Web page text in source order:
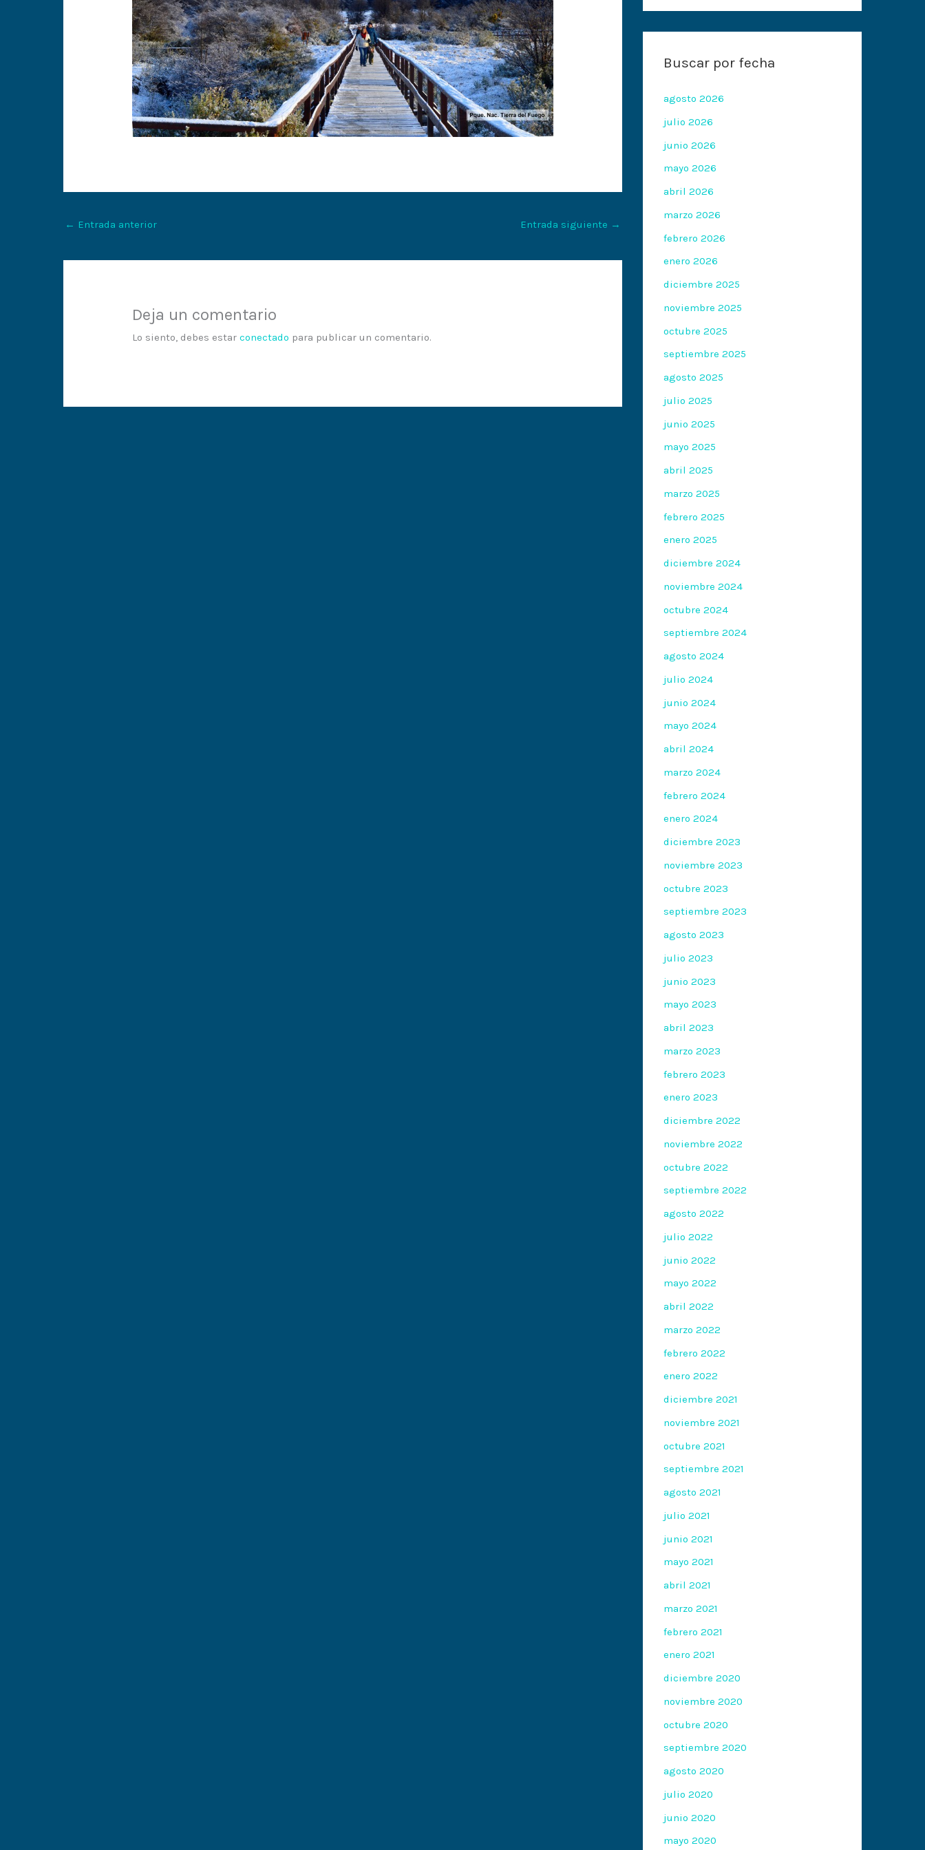
← Entrada anterior Entrada siguiente →
Deja un comentario
Lo siento, debes estarconectado para publicar un comentario.
Buscar por fecha
agosto 2026
julio 2026
junio 2026
mayo 2026
abril 2026
marzo 2026
febrero 2026
enero 2026
diciembre 2025
noviembre 2025
octubre 2025
septiembre 2025
agosto 2025
julio 2025
junio 2025
mayo 2025
abril 2025
marzo 2025
febrero 2025
enero 2025
diciembre 2024
noviembre 2024
octubre 2024
septiembre 2024
agosto 2024
julio 2024
junio 2024
mayo 2024
abril 2024
marzo 2024
febrero 2024
enero 2024
diciembre 2023
noviembre 2023
octubre 2023
septiembre 2023
agosto 2023
julio 2023
junio 2023
mayo 2023
abril 2023
marzo 2023
febrero 2023
enero 2023
diciembre 2022
noviembre 2022
octubre 2022
septiembre 2022
agosto 2022
julio 2022
junio 2022
mayo 2022
abril 2022
marzo 2022
febrero 2022
enero 2022
diciembre 2021
noviembre 2021
octubre 2021
septiembre 2021
agosto 2021
julio 2021
junio 2021
mayo 2021
abril 2021
marzo 2021
febrero 2021
enero 2021
diciembre 2020
noviembre 2020
octubre 2020
septiembre 2020
agosto 2020
julio 2020
junio 2020
mayo 2020